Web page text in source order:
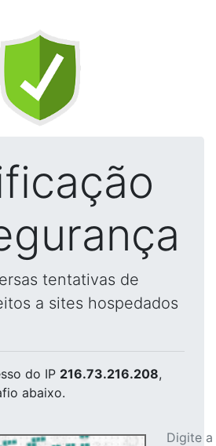
tentativas de
a sites hospedados
do IP 216.73.216.208,
abaixo.
Digite